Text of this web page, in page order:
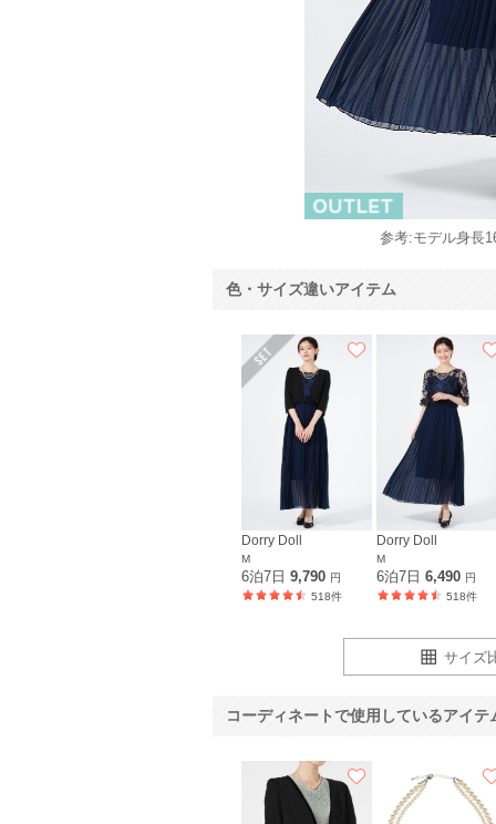
参考:モデル身長
色・サイズ違いアイテム
Dorry Doll
M
6泊7日 9,790 円
518件
Dorry Doll
M
6泊7日6,490 円
518件
サイズ
コーディネートで使用しているアイテ